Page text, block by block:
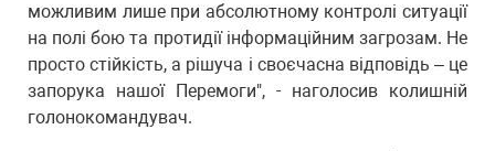
можливим лише при абсолютному контролі ситуації
на полі бою та протидії інформаційним загрозам. Не
просто стійкість, а рішуча і своєчасна відповідь – це
запорука нашої Перемоги", - наголосив колишній
голонокомандувач.